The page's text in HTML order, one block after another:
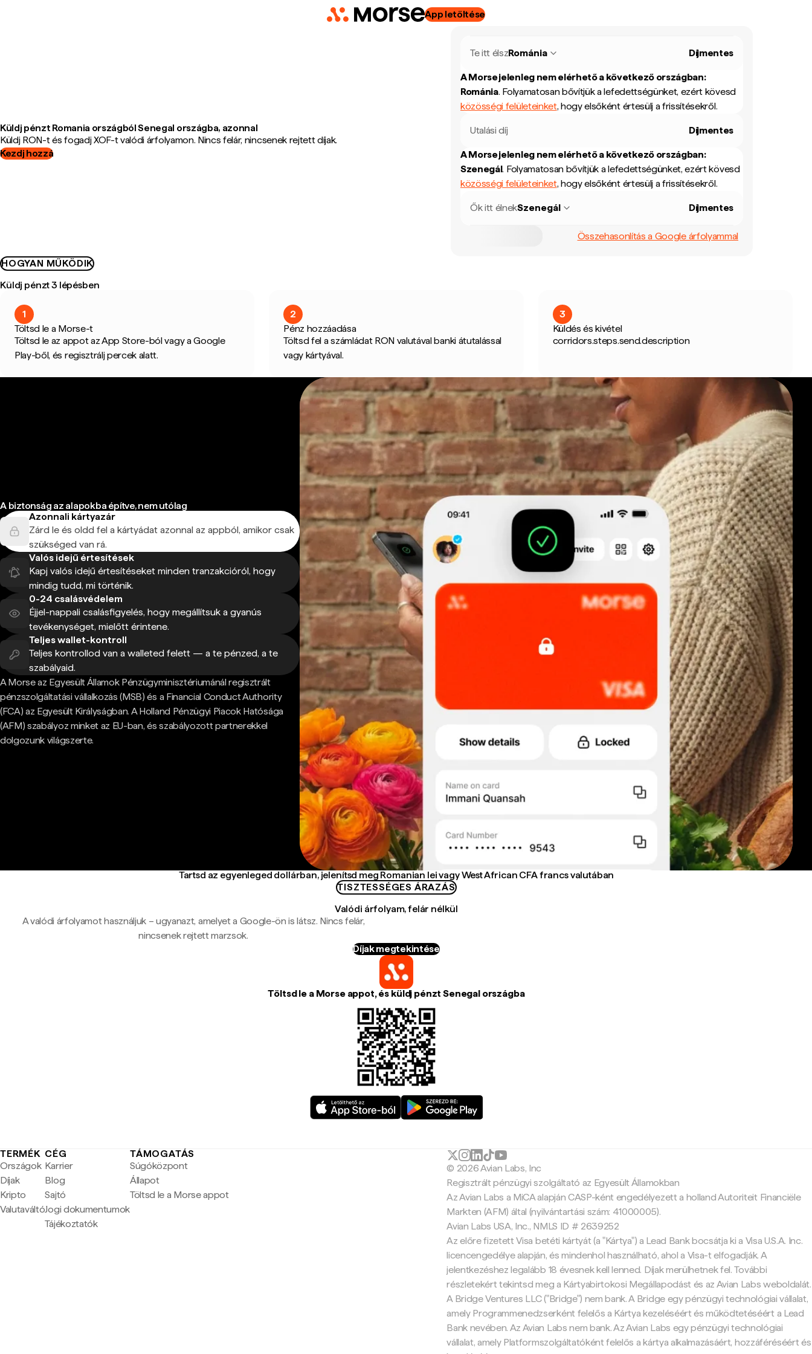
App letöltése
Küldj pénzt Romania országból Senegal országba, azonnal
Küldj RON-t és fogadj XOF-t valódi árfolyamon. Nincs felár, nincsenek rejtett díjak.
Kezdj hozzá
Te itt élszRománia Díjmentes
A Morse jelenleg nem elérhető a következő országban:
Románia. Folyamatosan bővítjük a lefedettségünket, ezért kövesd
közösségi felületeinket, hogy elsőként értesülj a frissítésekről.
Utalási díj Díjmentes
A Morse jelenleg nem elérhető a következő országban:
Szenegál. Folyamatosan bővítjük a lefedettségünket, ezért kövesd
közösségi felületeinket, hogy elsőként értesülj a frissítésekről.
Ők itt élnekSzenegál Díjmentes
Összehasonlítás a Google árfolyammal
HOGYAN MŰKÖDIK
Küldj pénzt 3 lépésben
1
Töltsd le a Morse-t
Töltsd le az appot az App Store-ból vagy a Google
Play-ből, és regisztrálj percek alatt.
2
Pénz hozzáadása
Töltsd fel a számládat RON valutával banki átutalással
vagy kártyával.
3
Küldés és kivétel
corridors.steps.send.description
A biztonság az alapokba építve, nem utólag
Azonnali kártyazár
Zárd le és oldd fel a kártyádat azonnal az appból, amikor csak
szükséged van rá.
Valós idejű értesítések
Kapj valós idejű értesítéseket minden tranzakcióról, hogy
mindig tudd, mi történik.
0-24 csalásvédelem
Éjjel-nappali csalásfigyelés, hogy megállítsuk a gyanús
tevékenységet, mielőtt érintene.
Teljes wallet-kontroll
Teljes kontrollod van a walleted felett — a te pénzed, a te
szabályaid.
A Morse az Egyesült Államok Pénzügyminisztériumánál regisztrált
pénzszolgáltatási vállalkozás (MSB) és a Financial Conduct Authority
(FCA) az Egyesült Királyságban. A Holland Pénzügyi Piacok Hatósága
(AFM) szabályoz minket az EU-ban, és szabályozott partnerekkel
dolgozunk világszerte.
Tartsd az egyenleged dollárban, jelenítsd meg Romanian lei vagy West African CFA francs valutában
TISZTESSÉGES ÁRAZÁS
Valódi árfolyam, felár nélkül
A valódi árfolyamot használjuk – ugyanazt, amelyet a Google-ön is látsz. Nincs felár,
nincsenek rejtett marzsok.
Díjak megtekintése
Töltsd le a Morse appot, és küldj pénzt Senegal országba
TERMÉK
Országok
Díjak
Kripto
Valutaváltó
CÉG
Karrier
Blog
Sajtó
Jogi dokumentumok
Tájékoztatók
TÁMOGATÁS
Súgóközpont
Állapot
Töltsd le a Morse appot
© 2026 Avian Labs, Inc
Regisztrált pénzügyi szolgáltató az Egyesült Államokban
Az Avian Labs a MiCA alapján CASP-ként engedélyezett a holland Autoriteit Financiële
Markten (AFM) által (nyilvántartási szám: 41000005).
Avian Labs USA, Inc., NMLS ID # 2639252
Az előre fizetett Visa betéti kártyát (a "Kártya") a Lead Bank bocsátja ki a Visa U.S.A. Inc.
licencengedélye alapján, és mindenhol használható, ahol a Visa-t elfogadják. A
jelentkezéshez legalább 18 évesnek kell lenned. Díjak merülhetnek fel. További
részletekért tekintsd meg a Kártyabirtokosi Megállapodást és az Avian Labs weboldalát.
A Bridge Ventures LLC ("Bridge") nem bank. A Bridge egy pénzügyi technológiai vállalat,
amely Programmenedzserként felelős a Kártya kezeléséért és működtetéséért a Lead
Bank nevében. Az Avian Labs nem bank. Az Avian Labs egy pénzügyi technológiai
vállalat, amely Platformszolgáltatóként felelős a kártya alkalmazásáért, hozzáféréséért és